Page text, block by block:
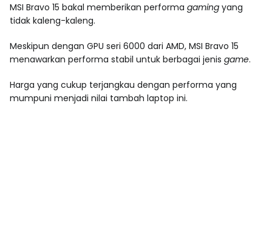
MSI Bravo 15 bakal memberikan performa gaming yang
tidak kaleng-kaleng.
Meskipun dengan GPU seri 6000 dari AMD, MSI Bravo 15
menawarkan performa stabil untuk berbagai jenis game.
Harga yang cukup terjangkau dengan performa yang
mumpuni menjadi nilai tambah laptop ini.